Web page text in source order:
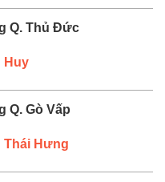
Q. Thủ Đức
Huy
Q. Gò Vấp
Thái Hưng